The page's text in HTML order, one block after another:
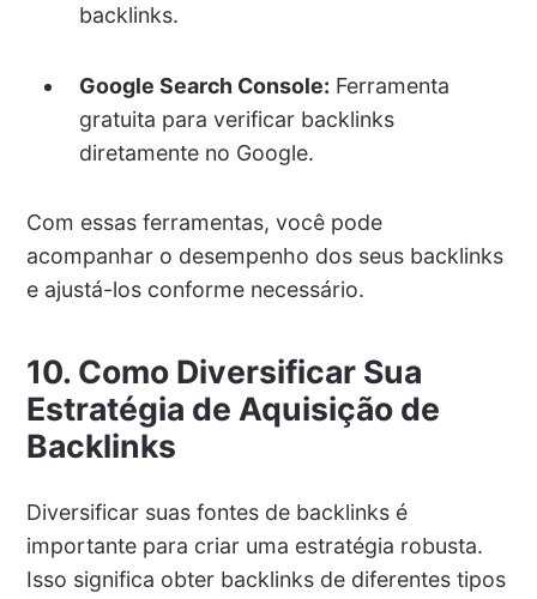
backlinks.
Google Search Console: Ferramenta
gratuita para verificar backlinks
diretamente no Google.
Com essas ferramentas, você pode
acompanhar o desempenho dos seus backlinks
e ajustá-los conforme necessário.
10. Como Diversificar Sua
Estratégia de Aquisição de
Backlinks
Diversificar suas fontes de backlinks é
importante para criar uma estratégia robusta.
Isso significa obter backlinks de diferentes tipos